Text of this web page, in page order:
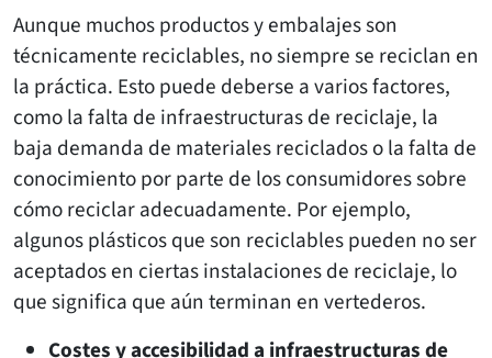
Aunque muchos productos y embalajes son
técnicamente reciclables, no siempre se reciclan en
la práctica. Esto puede deberse a varios factores,
como la falta de infraestructuras de reciclaje, la
baja demanda de materiales reciclados o la falta de
conocimiento por parte de los consumidores sobre
cómo reciclar adecuadamente. Por ejemplo,
algunos plásticos que son reciclables pueden no ser
aceptados en ciertas instalaciones de reciclaje, lo
que significa que aún terminan en vertederos.
Costes y accesibilidad a infraestructuras de